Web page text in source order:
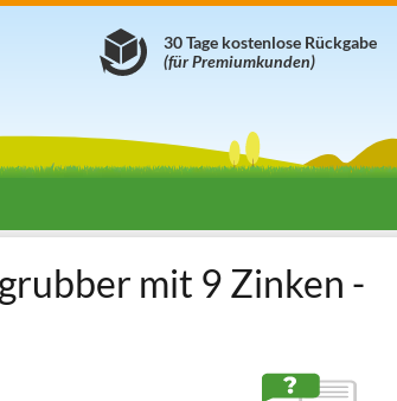
30 Tage kostenlose Rückgabe
(für Premiumkunden)
mit 9 Zinken -